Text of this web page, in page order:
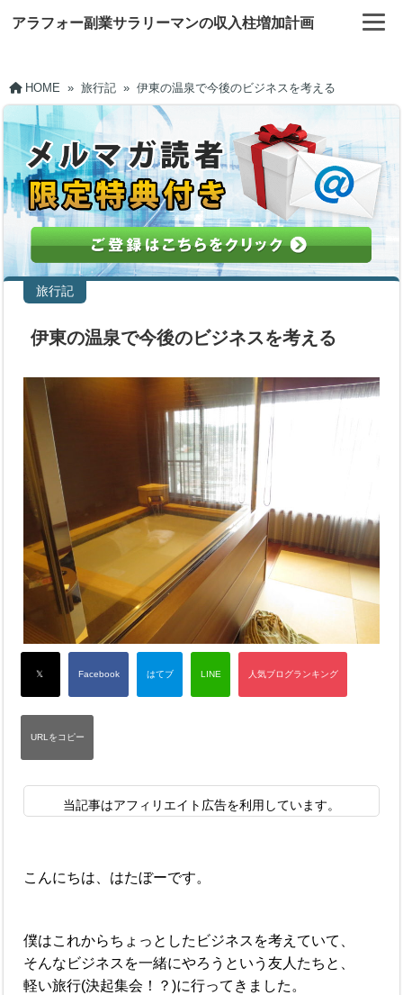
アラフォー副業サラリーマンの収入柱増加計画
HOME » 旅行記 » 伊東の温泉で今後のビジネスを考える
旅行記
伊東の温泉で今後のビジネスを考える
当記事はアフィリエイト広告を利用しています。
こんにちは、はたぼーです。
僕はこれからちょっとしたビジネスを考えていて、
そんなビジネスを一緒にやろうという友人たちと、
軽い旅行(決起集会！？)に行ってきました。